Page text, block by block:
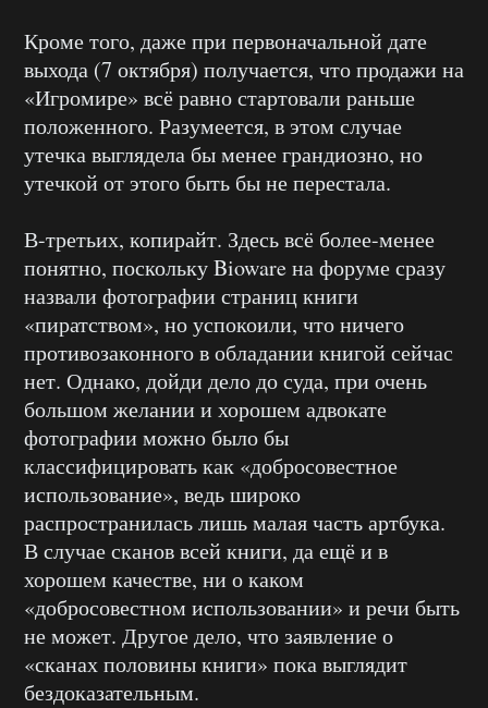
Кроме того, даже при первоначальной дате
выхода (7 октября) получается, что продажи на
«Игромире» всё равно стартовали раньше
положенного. Разумеется, в этом случае
утечка выглядела бы менее грандиозно, но
утечкой от этого быть бы не перестала.
В-третьих, копирайт. Здесь всё более-менее
понятно, поскольку Bioware на форуме сразу
назвали фотографии страниц книги
«пиратством», но успокоили, что ничего
противозаконного в обладании книгой сейчас
нет. Однако, дойди дело до суда, при очень
большом желании и хорошем адвокате
фотографии можно было бы
классифицировать как «добросовестное
использование», ведь широко
распространилась лишь малая часть артбука.
В случае сканов всей книги, да ещё и в
хорошем качестве, ни о каком
«добросовестном использовании» и речи быть
не может. Другое дело, что заявление о
«сканах половины книги» пока выглядит
бездоказательным.